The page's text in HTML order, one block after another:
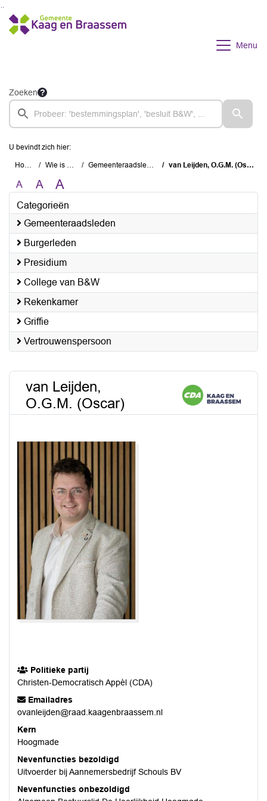
Ga naar de inhoud van deze pagina
Ga naar het zoeken
Ga naar het menu
Menu
Zoeken
U bevindt zich hier:
Home Wie is wie Gemeenteraadsleden van Leijden, O.G.M. (Oscar)
A A A
Categorieën
Gemeenteraadsleden
Burgerleden
Presidium
College van B&W
Rekenkamer
Griffie
Vertrouwenspersoon
van Leijden,
O.G.M. (Oscar)
Politieke partij
Christen-Democratisch Appèl (CDA)
Emailadres
ovanleijden@raad.kaagenbraassem.nl
Kern
Hoogmade
Nevenfuncties bezoldigd
Uitvoerder bij Aannemersbedrijf Schouls BV
Nevenfuncties onbezoldigd